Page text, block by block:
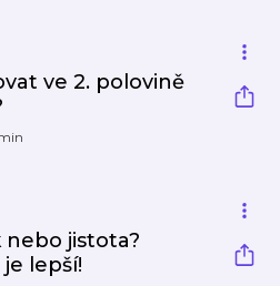
ve 2. polovině
nebo jistota?
lepší!